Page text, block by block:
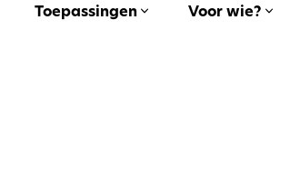
Toepassingen Voor wie?